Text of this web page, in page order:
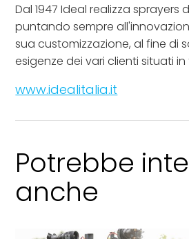
Dal 1947 Ideal realizza sprayers
puntando sempre
sua customizzazione, al fine di
esigenze dei vari clienti situati
www.idealitalia.it
Potrebbe
anche